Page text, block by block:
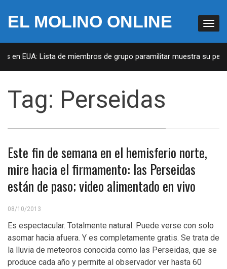
EL MOLINO ONLINE
en EUA: Lista de miembros de grupo paramilitar muestra su
Tag: Perseidas
Este fin de semana en el hemisferio norte,
mire hacia el firmamento: las Perseidas
están de paso; video alimentado en vivo
08/10/2013
Es espectacular. Totalmente natural. Puede verse con solo
asomar hacia afuera. Y es completamente gratis. Se trata de
la lluvia de meteoros conocida como las Perseidas, que se
produce cada año y permite al observador ver hasta 60